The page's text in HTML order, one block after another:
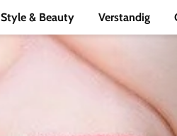
Style & Beauty Verstandig